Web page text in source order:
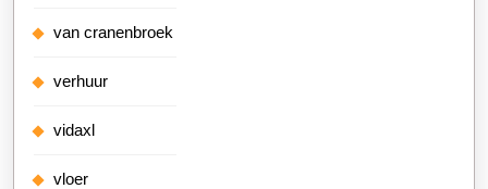
van cranenbroek
verhuur
vidaxl
vloer